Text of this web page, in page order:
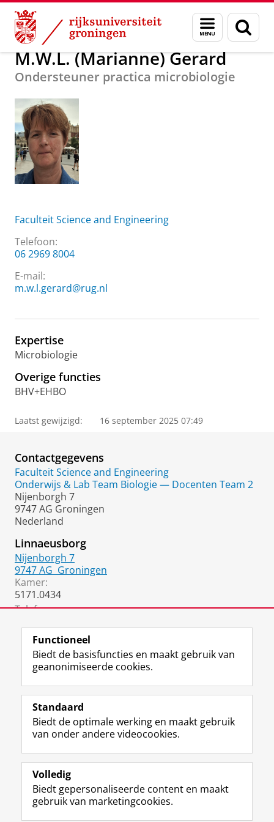
Skip
Content
Skip
Navigation
Menu
en
zoeken
Over ons M.W.L. (Marianne) Gerard
M.W.L. (Marianne) Gerard
Ondersteuner practica microbiologie
Faculteit Science and Engineering
Telefoon:
06 2969 8004
E-mail:
m.w.l.gerard@rug.nl
Expertise
Microbiologie
Overige functies
BHV+EHBO
Laatst gewijzigd: 16 september 2025 07:49
Contactgegevens
Faculteit Science and Engineering
Onderwijs & Lab Team Biologie — Docenten Team 2
Nijenborgh 7
9747 AG Groningen
Nederland
Linnaeusborg
Nijenborgh 7
9747 AG Groningen
Kamer:
5171.0434
Telefoon:
Volg de RUG
F
a
e
b
o
p
a
L
i
k
e
I
-
p
R
S
-
f
e
R
I
n
t
r
m
Y
o
T
e
k
Studiekiezers
Alumni
Over ons
Functioneel
Biedt de basisfuncties en maakt gebruik van
geanonimiseerde cookies.
Standaard
Biedt de optimale werking en maakt gebruik
van onder andere videocookies.
Volledig
Biedt gepersonaliseerde content en maakt
gebruik van marketingcookies.